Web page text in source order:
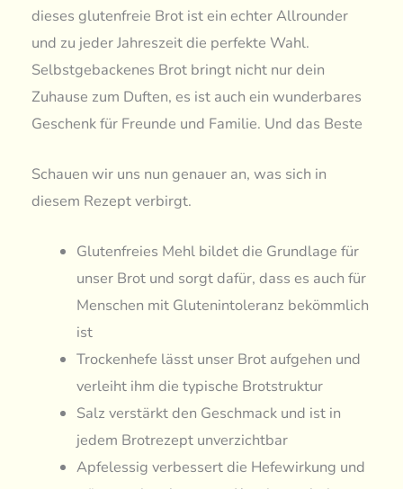
dieses glutenfreie Brot ist ein echter Allrounder
und zu jeder Jahreszeit die perfekte Wahl.
Selbstgebackenes Brot bringt nicht nur dein
Zuhause zum Duften, es ist auch ein wunderbares
Geschenk für Freunde und Familie. Und das Beste
Schauen wir uns nun genauer an, was sich in
diesem Rezept verbirgt.
Glutenfreies Mehl bildet die Grundlage für
unser Brot und sorgt dafür, dass es auch für
Menschen mit Glutenintoleranz bekömmlich
ist
Trockenhefe lässt unser Brot aufgehen und
verleiht ihm die typische Brotstruktur
Salz verstärkt den Geschmack und ist in
jedem Brotrezept unverzichtbar
Apfelessig verbessert die Hefewirkung und